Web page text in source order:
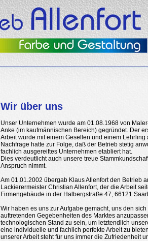
Wir über uns
Unser Unternehmen wurde am 01.08.1968 von
Anke (im kaufmännischen Bereich) gegründet. Der
Arbeit wurde mit einem Gesellen und einem
Nachfrage hatte zur Folge, daß der Betrieb stetig
fachlich ausgereiftes Unternehmen etabliert hat.
Dies verdeutlicht auch unsere treue
Anspruch nimmt.
Am 01.01.2002 übergab Klaus Allenfort den Betrieb
Lackierermeister Christian Allenfort, der die Arbeit
Firmengebäude in der Halbergstraße 47, 66121
Wir haben es uns zur Aufgabe gemacht, uns den
auftretenden Gegebenheiten des Marktes
technologischen Stand zu sein, um letztendlich
eine individuelle und fachlich perfekte Arbeit zu
unserer Arbeit steht für uns immer die Zufriedenheit